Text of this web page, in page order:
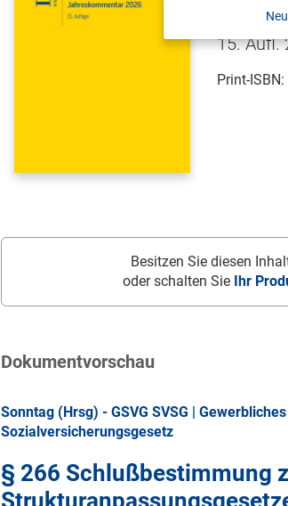
15. Aufl.
Print-ISBN:
Besitzen Sie diesen
oder schalten Sie
Ihr
Dokumentvorschau
Sonntag (Hrsg) - GSVG SVSG |
Sozialversicherungsgesetz
§ 266 Schlußbestimmung